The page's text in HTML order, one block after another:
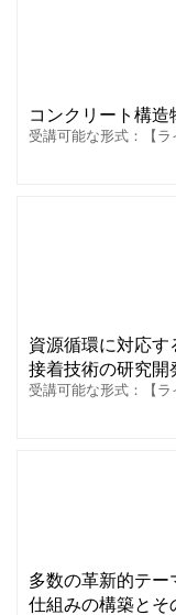
コンクリート構造
受講可能な形式：【
資源循環に対応す
接着技術の研究開
受講可能な形式：【
多数の革新的テー
仕組みの構築とそ